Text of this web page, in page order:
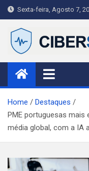
Skip
to
content
Sexta-feira, Agosto 7,
Publicação
notícias, alertas e
profissionais.
Home
Destaques
PME portuguesas mais
média global, com a IA